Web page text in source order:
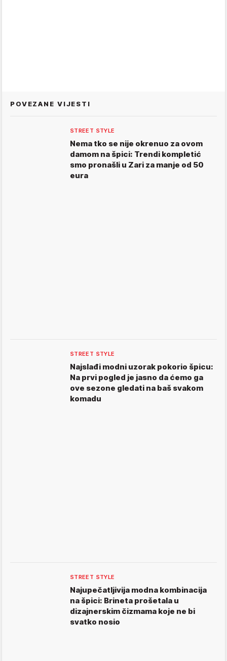
POVEZANE VIJESTI
STREET STYLE
Nema tko se nije okrenuo za ovom
damom na špici: Trendi kompletić
smo pronašli u Zari za manje od 50
eura
STREET STYLE
Najslađi modni uzorak pokorio špicu:
Na prvi pogled je jasno da ćemo ga
ove sezone gledati na baš svakom
komadu
STREET STYLE
Najupečatljivija modna kombinacija
na špici: Brineta prošetala u
dizajnerskim čizmama koje ne bi
svatko nosio